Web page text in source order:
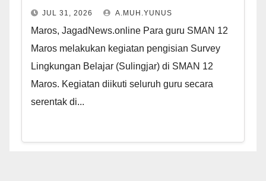
JUL 31, 2026 A.MUH.YUNUS
Maros, JagadNews.online Para guru SMAN 12
Maros melakukan kegiatan pengisian Survey
Lingkungan Belajar (Sulingjar) di SMAN 12
Maros. Kegiatan diikuti seluruh guru secara
serentak di...